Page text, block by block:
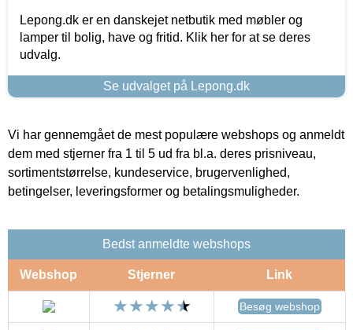
Lepong.dk er en danskejet netbutik med møbler og
lamper til bolig, have og fritid. Klik her for at se deres
udvalg.
Se udvalget på Lepong.dk
Vi har gennemgået de mest populære webshops og anmeldt
dem med stjerner fra 1 til 5 ud fra bl.a. deres prisniveau,
sortimentstørrelse, kundeservice, brugervenlighed,
betingelser, leveringsformer og betalingsmuligheder.
Bedst anmeldte webshops
Webshop Stjerner Link
Besøg webshop